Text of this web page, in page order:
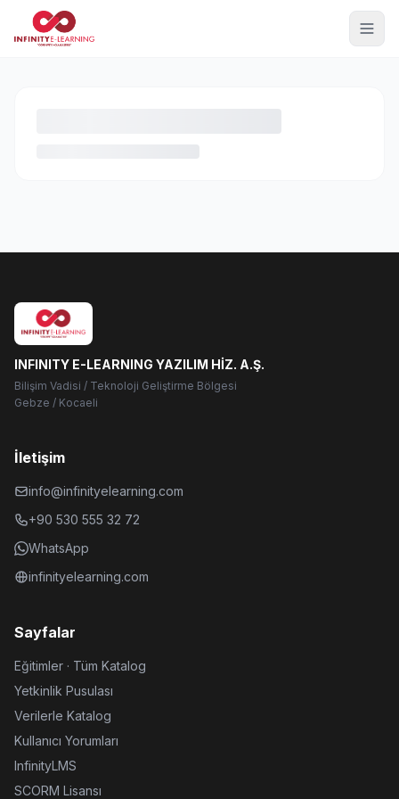
INFINITY E-LEARNING YAZILIM HİZ. A.Ş.
Bilişim Vadisi / Teknoloji Geliştirme Bölgesi
Gebze / Kocaeli
İletişim
info@infinityelearning.com
+90 530 555 32 72
WhatsApp
infinityelearning.com
Sayfalar
Eğitimler · Tüm Katalog
Yetkinlik Pusulası
Verilerle Katalog
Kullanıcı Yorumları
InfinityLMS
SCORM Lisansı